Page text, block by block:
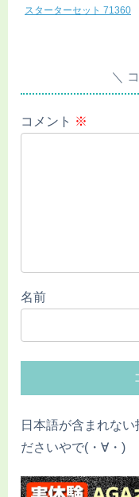
スターターセット 71360
コメント ※
名前
日本語が含まれな
ださいやで(・∀・)